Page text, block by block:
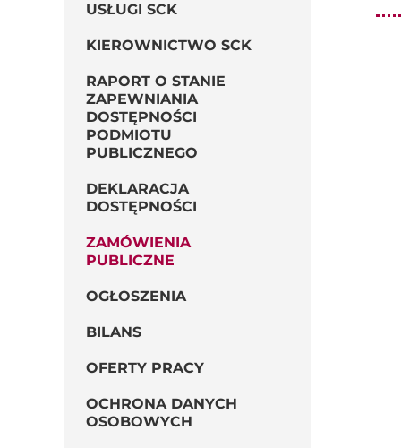
USŁUGI SCK
KIEROWNICTWO SCK
RAPORT O STANIE
ZAPEWNIANIA
DOSTĘPNOŚCI
PODMIOTU
PUBLICZNEGO
DEKLARACJA
DOSTĘPNOŚCI
ZAMÓWIENIA
PUBLICZNE
OGŁOSZENIA
BILANS
OFERTY PRACY
OCHRONA DANYCH
OSOBOWYCH